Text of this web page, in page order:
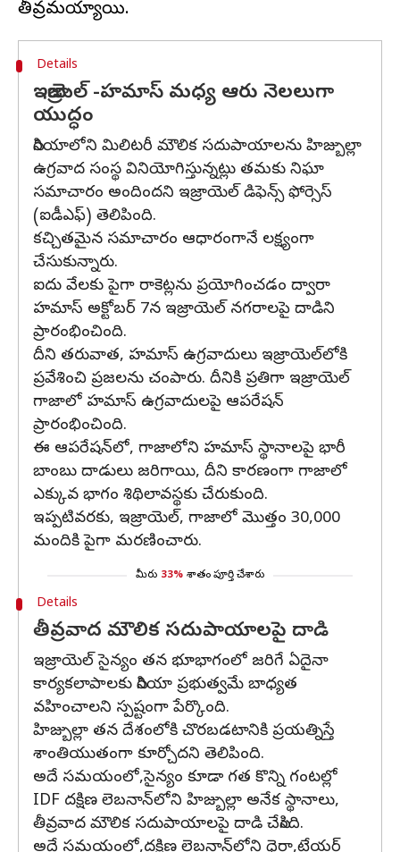
Details
ఇజ్రాయెల్ -హమాస్ మధ్య ఆరు నెలలుగా
యుద్ధం
సిరియాలోని మిలిటరీ మౌలిక సదుపాయాలను హిజ్బుల్లా
ఉగ్రవాద సంస్థ వినియోగిస్తున్నట్లు తమకు నిఘా
సమాచారం అందిందని ఇజ్రాయెల్ డిఫెన్స్ ఫోర్సెస్
(ఐడీఎఫ్) తెలిపింది.
కచ్చితమైన సమాచారం ఆధారంగానే లక్ష్యంగా
చేసుకున్నారు.
ఐదు వేలకు పైగా రాకెట్లను ప్రయోగించడం ద్వారా
హమాస్ అక్టోబర్ 7న ఇజ్రాయెల్ నగరాలపై దాడిని
ప్రారంభించింది.
దీని తరువాత, హమాస్ ఉగ్రవాదులు ఇజ్రాయెల్‌లోకి
ప్రవేశించి ప్రజలను చంపారు. దీనికి ప్రతిగా ఇజ్రాయెల్
గాజాలో హమాస్ ఉగ్రవాదులపై ఆపరేషన్
ప్రారంభించింది.
ఈ ఆపరేషన్‌లో, గాజాలోని హమాస్ స్థానాలపై భారీ
బాంబు దాడులు జరిగాయి, దీని కారణంగా గాజాలో
ఎక్కువ భాగం శిథిలావస్థకు చేరుకుంది.
ఇప్పటివరకు, ఇజ్రాయెల్, గాజాలో మొత్తం 30,000
మందికి పైగా మరణించారు.
మీరు 33% శాతం పూర్తి చేశారు
Details
తీవ్రవాద మౌలిక సదుపాయాలపై దాడి
ఇజ్రాయెల్ సైన్యం తన భూభాగంలో జరిగే ఏదైనా
కార్యకలాపాలకు సిరియా ప్రభుత్వమే బాధ్యత
వహించాలని స్పష్టంగా పేర్కొంది.
హిజ్బుల్లా తన దేశంలోకి చొరబడటానికి ప్రయత్నిస్తే
శాంతియుతంగా కూర్చోదని తెలిపింది.
అదే సమయంలో,సైన్యం కూడా గత కొన్ని గంటల్లో
IDF దక్షిణ లెబనాన్‌లోని హిజ్బుల్లా అనేక స్థానాలు,
తీవ్రవాద మౌలిక సదుపాయాలపై దాడి చేసింది.